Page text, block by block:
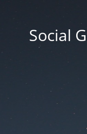
Social